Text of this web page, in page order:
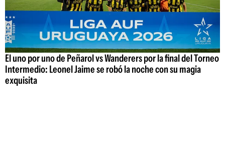
El uno por uno de Peñarol vs Wanderers por la final del Torneo
Intermedio: Leonel Jaime se robó la noche con su magia
exquisita